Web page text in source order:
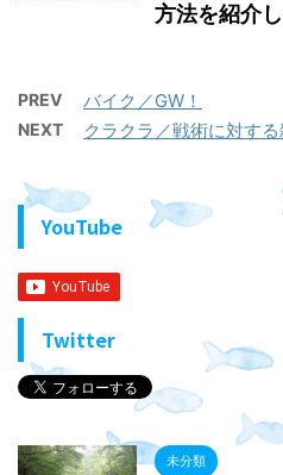
方法を紹介
PREV バイク／GW！
NEXT クラクラ／戦術に対す
YouTube
Twitter
未分類